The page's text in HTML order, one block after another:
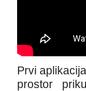
Prvi
prostor